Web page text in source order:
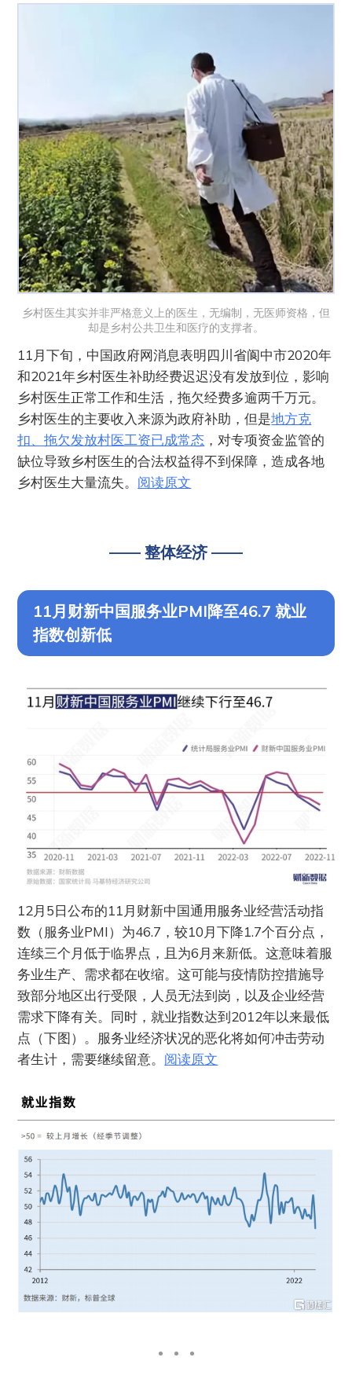
乡村医生其实并非严格意义上的医生，无编制，无医师资格，但
却是乡村公共卫生和医疗的支撑者。
11月下旬，中国政府网消息表明四川省阆中市2020年
和2021年乡村医生补助经费迟迟没有发放到位，影响
乡村医生正常工作和生活，拖欠经费多逾两千万元。
乡村医生的主要收入来源为政府补助，但是地方克
扣、拖欠发放村医工资已成常态 ，对专项资金监管的
缺位导致乡村医生的合法权益得不到保障，造成各地
乡村医生大量流失。 阅读原文
—— 整体经济 ——
11月财新中国服务业PMI降至46.7 就业
指数创新低
12月5日公布的11月财新中国通用服务业经营活动指
数（服务业PMI）为46.7，较10月下降1.7个百分点，
连续三个月低于临界点，且为6月来新低。这意味着服
务业生产、需求都在收缩。这可能与疫情防控措施导
致部分地区出行受限，人员无法到岗，以及企业经营
需求下降有关。同时，就业指数达到2012年以来最低
点（下图）。服务业经济状况的恶化将如何冲击劳动
者生计，需要继续留意。 阅读原文